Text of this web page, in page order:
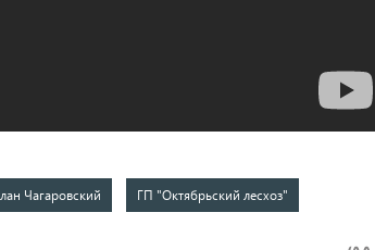
Чагаровский ГП "Октябрьский лесхоз"